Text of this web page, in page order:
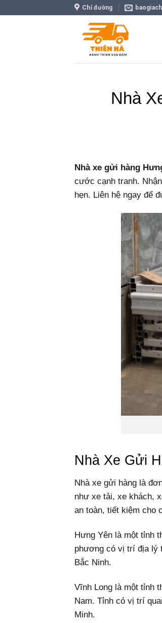
Chỉ đường
Nhà
Nhà xe gửi hàng
cước cạnh tranh.
hẹn. Liên hệ ngay để
Nhà Xe Gửi
Nhà xe gửi hàng là
như xe tải, xe khách,
an toàn, tiết kiệm cho
Hưng Yên là một tỉnh
phương có vị trí địa lý
Bắc Ninh.
Vĩnh Long là một tỉnh
Nam. Tỉnh có vị trí
Minh.